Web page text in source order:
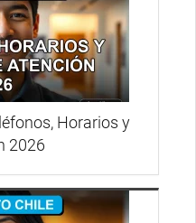
Horarios y
2026